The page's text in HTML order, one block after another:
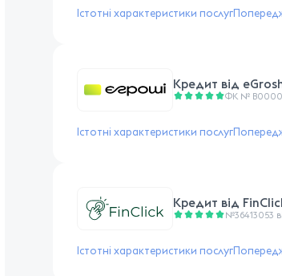
Істотні характеристики послуг
Кредит від
ФК №
Істотні характеристики послуг
Кредит від
№36413053
Істотні характеристики послуг